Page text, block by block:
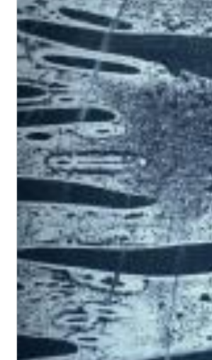
Chuck Timely & The Hourglass
ROLE MODEL
Genre:Pop